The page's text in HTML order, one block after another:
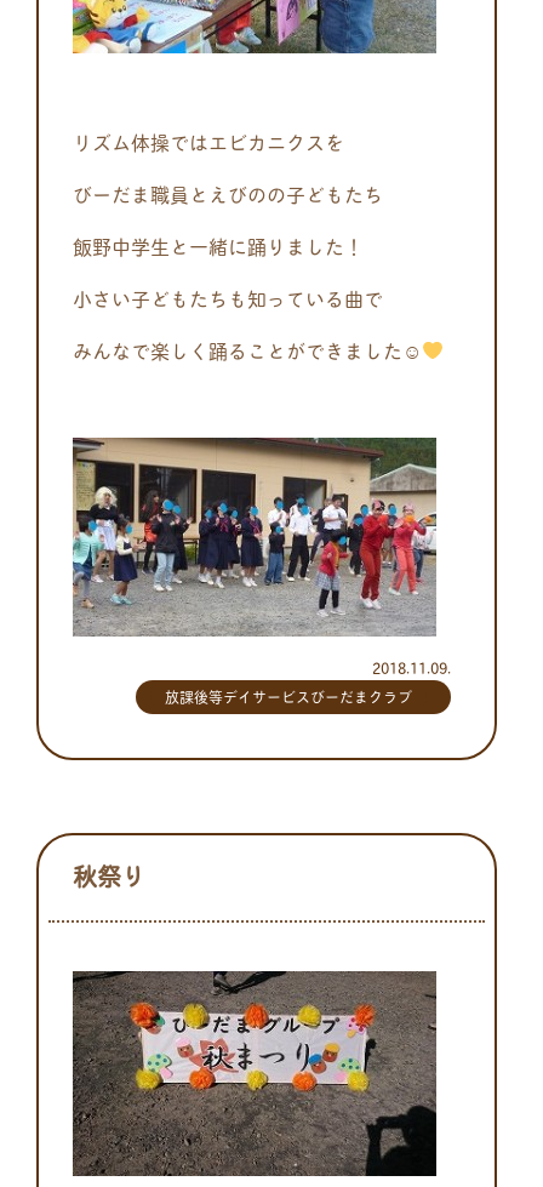
リズム体操ではエビカニクスを
びーだま職員とえびのの子どもたち
飯野中学生と一緒に踊りました！
小さい子どもたちも知っている曲で
みんなで楽しく踊ることができました☺
2018.11.09.
放課後等デイサービスびーだまクラブ
秋祭り